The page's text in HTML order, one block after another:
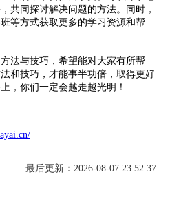
共同探讨解决问题的方法。同时，
等方式获取更多的学习资源和帮
法与技巧，希望能对大家有所帮
和技巧，才能事半功倍，取得更好
，你们一定会越走越光明！
最后更新：2026-08-07 23:52:37